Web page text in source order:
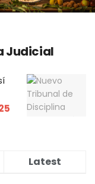
Judicial
Latest